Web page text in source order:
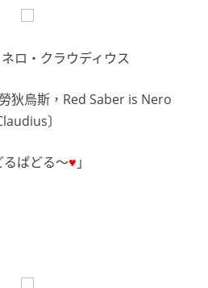
ロ・クラウディウス
勞狄烏斯，Red Saber is Nero
〕
るぱどる～♥ 」